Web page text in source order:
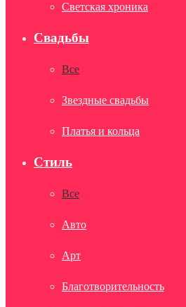
Светская хроника
Свадьбы
Все
Звездные свадьбы
Платья и кольца
Стиль
Все
Авто
Арт
Благотворительность